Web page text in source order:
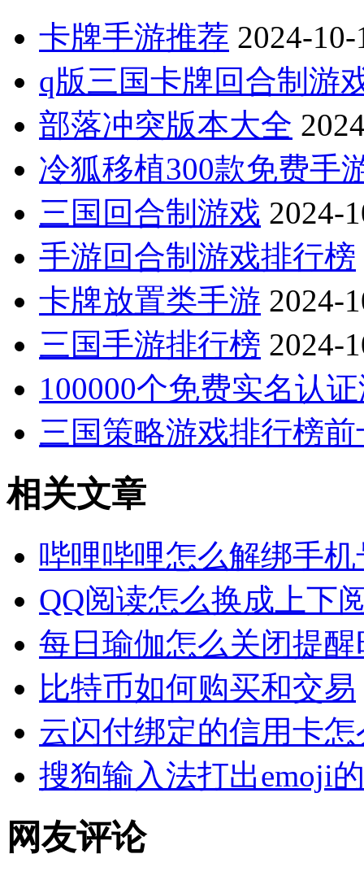
卡牌手游推荐 2024-10-
q版三国卡牌回合制游
部落冲突版本大全
冷狐移植300款免费手
三国回合制游戏 2024-
手游回合制游戏排行榜
卡牌放置类手游 2024-
三国手游排行榜 2024-
100000个免费实名认
三国策略游戏排行榜
相关文章
哔哩哔哩怎么解绑手机
QQ阅读怎么换成上下
每日瑜伽怎么关闭提醒
比特币如何购买和交易
云闪付绑定的信用卡
搜狗输入法打出emoji
网友评论